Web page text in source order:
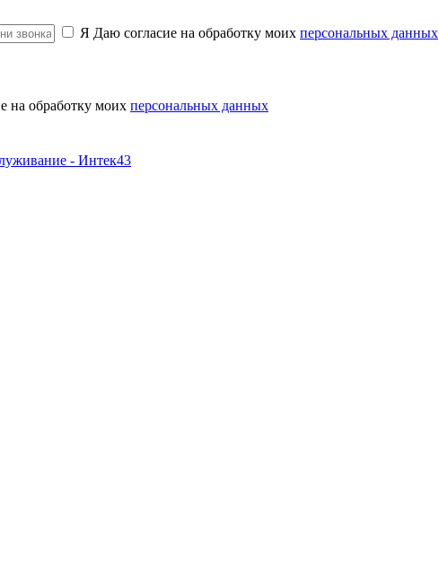
Я Даю согласие на обработку моих персональных данных
на обработку моих персональных данных